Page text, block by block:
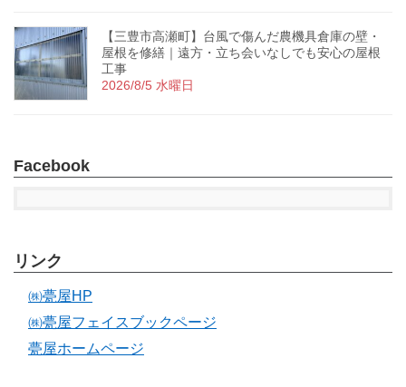
【三豊市高瀬町】台風で傷んだ農機具倉庫の壁・
屋根を修繕｜遠方・立ち会いなしでも安心の屋根
工事
2026/8/5 水曜日
Facebook
リンク
㈱甍屋HP
㈱甍屋フェイスブックページ
甍屋ホームページ